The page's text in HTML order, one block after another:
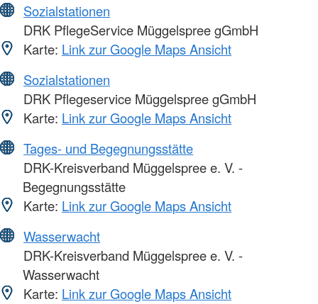
Sozialstationen
DRK PflegeService Müggelspree gGmbH
Karte: Link zur Google Maps Ansicht
Sozialstationen
DRK Pflegeservice Müggelspree gGmbH
Karte: Link zur Google Maps Ansicht
Tages- und Begegnungsstätte
DRK-Kreisverband Müggelspree e. V. -
Begegnungsstätte
Karte: Link zur Google Maps Ansicht
Wasserwacht
DRK-Kreisverband Müggelspree e. V. -
Wasserwacht
Karte: Link zur Google Maps Ansicht